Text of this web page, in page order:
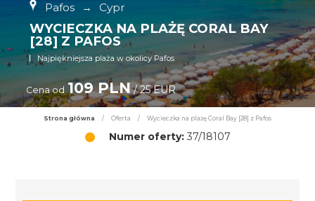
Pafos → Cypr
WYCIECZKA NA PLAŻĘ CORAL BAY
[28] Z PAFOS
Najpiękniejsza plaża w okolicy Pafos
Cena od 109 PLN/ 25 EUR
Strona główna / Oferta / Wycieczka na plażę Coral Bay [28] z Pafos
Numer oferty:37/18107